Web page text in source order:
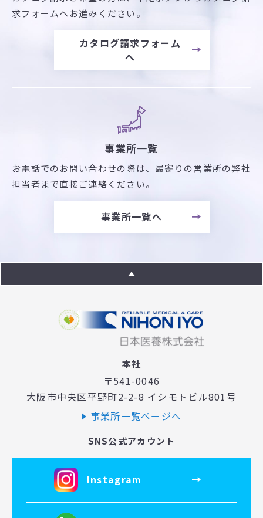
求フォームへお進みください。
カタログ請求フォーム
へ
事業所一覧
お電話でのお問い合わせの際は、最寄りの営業所の弊社
担当者まで直接ご連絡ください。
事業所一覧へ
本社
〒541-0046
大阪市中央区平野町2-2-8 イシモトビル801号
事業所一覧ページへ
SNS公式アカウント
Instagram